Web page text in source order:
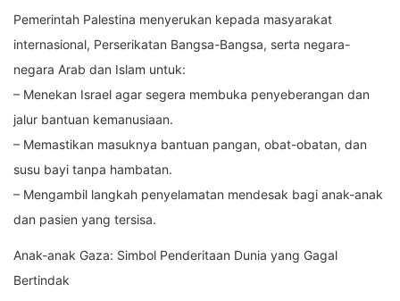
Pemerintah Palestina menyerukan kepada masyarakat
internasional, Perserikatan Bangsa-Bangsa, serta negara-
negara Arab dan Islam untuk:
– Menekan Israel agar segera membuka penyeberangan dan
jalur bantuan kemanusiaan.
– Memastikan masuknya bantuan pangan, obat-obatan, dan
susu bayi tanpa hambatan.
– Mengambil langkah penyelamatan mendesak bagi anak-anak
dan pasien yang tersisa.
Anak-anak Gaza: Simbol Penderitaan Dunia yang Gagal
Bertindak